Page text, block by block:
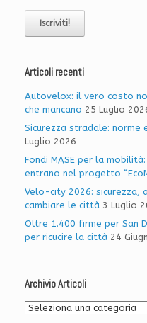
Articoli recenti
Autovelox: il vero costo
che mancano 25 Luglio
Sicurezza stradale:
Luglio 2026
Fondi MASE per la
entrano nel progetto
Velo-city 2026: sicurezza,
cambiare le città 3 Luglio
Oltre 1.400 firme per San
per ricucire la città 24
Archivio Articoli
Archivio